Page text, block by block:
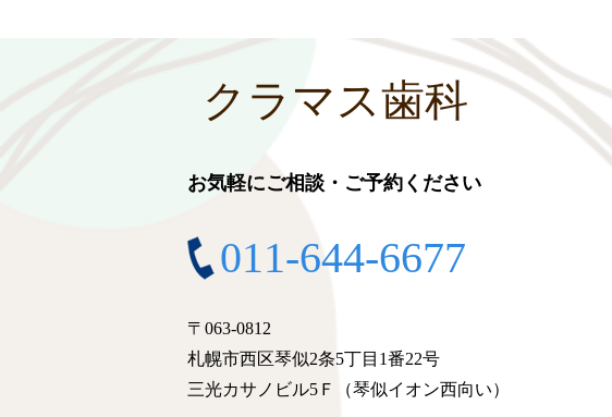
クラマス歯科
お気軽にご相談・ご予約ください
011-644-6677
〒063-0812
札幌市西区琴似2条5丁目1番22号
三光カサノビル5Ｆ（琴似イオン西向い）